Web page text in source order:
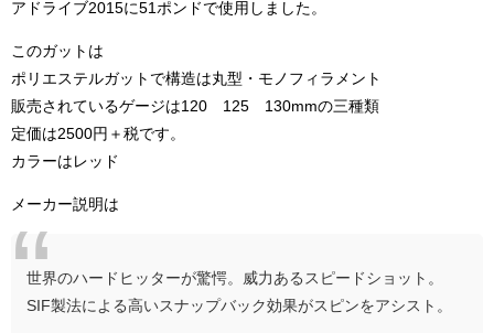
アドライブ2015に51ポンドで使用しました。
このガットは
ポリエステルガットで構造は丸型・モノフィラメント
販売されているゲージは120 125 130mmの三種類
定価は2500円＋税です。
カラーはレッド
メーカー説明は
世界のハードヒッターが驚愕。威力あるスピードショット。
SIF製法による高いスナップバック効果がスピンをアシスト。